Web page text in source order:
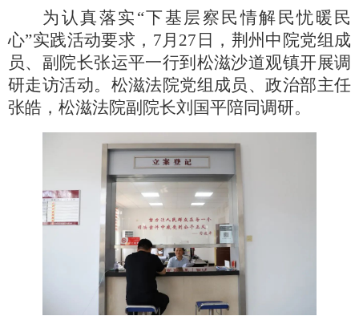
为认真落实 “下基层察民情解民忧暖民
心”实践活动要求，7月27日，荆州中院党组成
员、副院长张运平一行到松滋沙道观镇开展调
研走访活动。松滋法院党组成员、政治部主任
张皓，松滋法院副院长刘国平陪同调研。